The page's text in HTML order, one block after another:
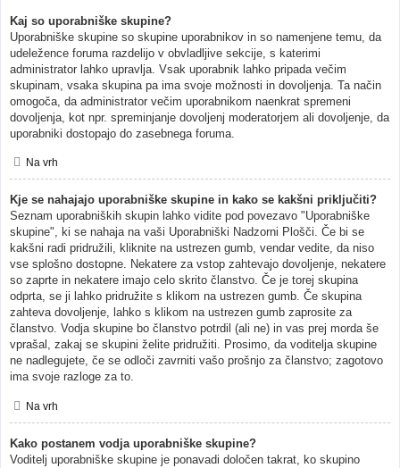
Kaj so uporabniške skupine?
Uporabniške skupine so skupine uporabnikov in so namenjene temu, da
udeležence foruma razdelijo v obvladljive sekcije, s katerimi
administrator lahko upravlja. Vsak uporabnik lahko pripada večim
skupinam, vsaka skupina pa ima svoje možnosti in dovoljenja. Ta način
omogoča, da administrator večim uporabnikom naenkrat spremeni
dovoljenja, kot npr. spreminjanje dovoljenj moderatorjem ali dovoljenje, da
uporabniki dostopajo do zasebnega foruma.
Na vrh
Kje se nahajajo uporabniške skupine in kako se kakšni priključiti?
Seznam uporabniških skupin lahko vidite pod povezavo "Uporabniške
skupine", ki se nahaja na vaši Uporabniški Nadzorni Plošči. Če bi se
kakšni radi pridružili, kliknite na ustrezen gumb, vendar vedite, da niso
vse splošno dostopne. Nekatere za vstop zahtevajo dovoljenje, nekatere
so zaprte in nekatere imajo celo skrito članstvo. Če je torej skupina
odprta, se ji lahko pridružite s klikom na ustrezen gumb. Če skupina
zahteva dovoljenje, lahko s klikom na ustrezen gumb zaprosite za
članstvo. Vodja skupine bo članstvo potrdil (ali ne) in vas prej morda še
vprašal, zakaj se skupini želite pridružiti. Prosimo, da voditelja skupine
ne nadlegujete, če se odloči zavrniti vašo prošnjo za članstvo; zagotovo
ima svoje razloge za to.
Na vrh
Kako postanem vodja uporabniške skupine?
Voditelj uporabniške skupine je ponavadi določen takrat, ko skupino